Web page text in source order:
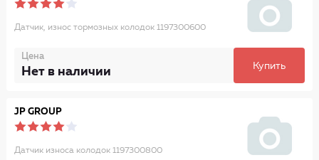
Датчик, износ тормозных колодок 1197300600
Цена
Нет в наличии Купить
JP GROUP
Датчик износа колодок 1197300800